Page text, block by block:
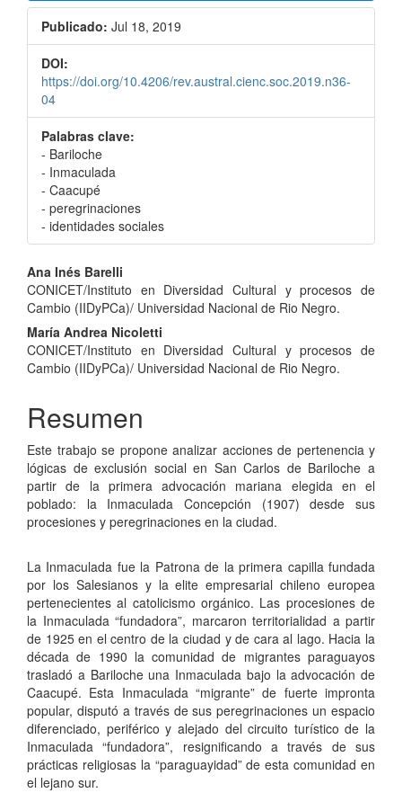
Publicado: Jul 18, 2019
DOI:
https://doi.org/10.4206/rev.austral.cienc.soc.2019.n36-
04
Palabras clave:
- Bariloche
- Inmaculada
- Caacupé
- peregrinaciones
- identidades sociales
Contenido
principal
del
artículo
Ana Inés Barelli
CONICET/Instituto en Diversidad Cultural y procesos de
Cambio (IIDyPCa)/ Universidad Nacional de Rio Negro.
María Andrea Nicoletti
CONICET/Instituto en Diversidad Cultural y procesos de
Cambio (IIDyPCa)/ Universidad Nacional de Rio Negro.
Resumen
Este trabajo se propone analizar acciones de pertenencia y
lógicas de exclusión social en San Carlos de Bariloche a
partir de la primera advocación mariana elegida en el
poblado: la Inmaculada Concepción (1907) desde sus
procesiones y peregrinaciones en la ciudad.
La Inmaculada fue la Patrona de la primera capilla fundada
por los Salesianos y la elite empresarial chileno europea
pertenecientes al catolicismo orgánico. Las procesiones de
la Inmaculada “fundadora”, marcaron territorialidad a partir
de 1925 en el centro de la ciudad y de cara al lago. Hacia la
década de 1990 la comunidad de migrantes paraguayos
trasladó a Bariloche una Inmaculada bajo la advocación de
Caacupé. Esta Inmaculada “migrante” de fuerte impronta
popular, disputó a través de sus peregrinaciones un espacio
diferenciado, periférico y alejado del circuito turístico de la
Inmaculada “fundadora”, resignificando a través de sus
prácticas religiosas la “paraguayidad” de esta comunidad en
el lejano sur.